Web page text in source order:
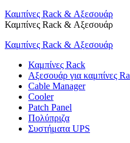
Καμπίνες Rack & Αξεσουάρ
Καμπίνες Rack & Αξεσουάρ
Καμπίνες Rack & Αξεσουάρ
Καμπίνες Rack
Αξεσουάρ για καμπίνες
Cable Manager
Cooler
Patch Panel
Πολύπριζα
Συστήματα UPS